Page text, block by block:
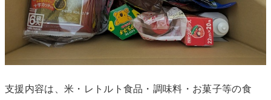
支援内容は、米・レトルト食品・調味料・お菓子等の食